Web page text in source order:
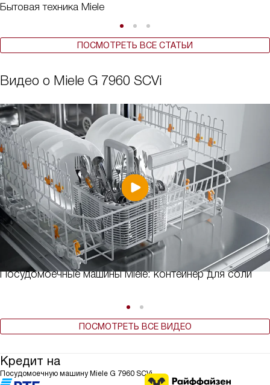
Бытовая техника Miele
ПОСМОТРЕТЬ ВСЕ СТАТЬИ
Видео о Miele G 7960 SCVi
Посудомоечные машины Miele: контейнер для соли
ПОСМОТРЕТЬ ВСЕ ВИДЕО
Кредит на
Посудомоечную машину Miele G 7960 SCVi